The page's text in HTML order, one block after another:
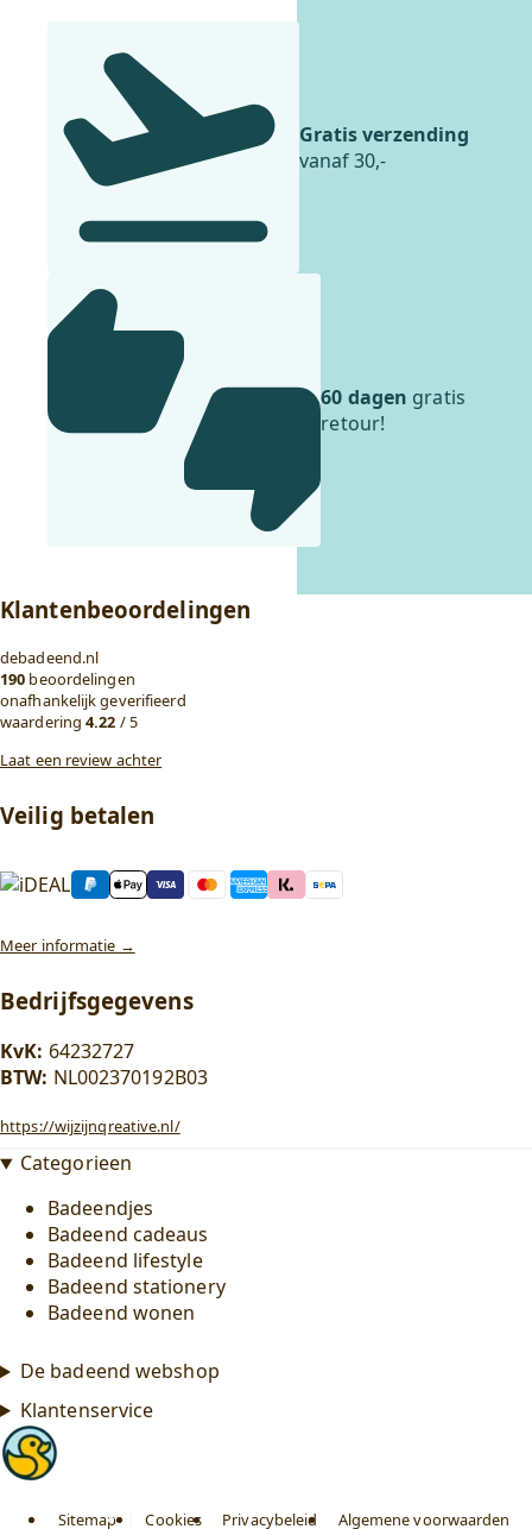
Gratis verzending
vanaf 30,-
60 dagen gratis
retour!
Klantenbeoordelingen
debadeend.nl
190 beoordelingen
onafhankelijk geverifieerd
waardering4.22 / 5
Laat een review achter
Veilig betalen
Meer informatie →
Bedrijfsgegevens
KvK: 64232727
BTW: NL002370192B03
https://wijzijnqreative.nl/
Categorieen
Badeendjes
Badeend cadeaus
Badeend lifestyle
Badeend stationery
Badeend wonen
De badeend webshop
Klantenservice
Sitemap Cookies Privacybeleid Algemene voorwaarden